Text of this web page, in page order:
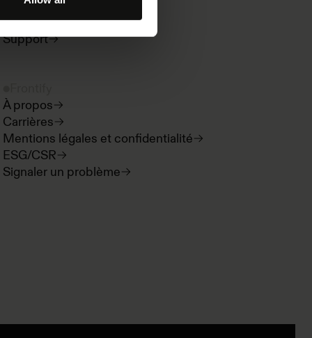
Nouveautés produit
Espace développeur
Support
À propos
Carrières
Mentions légales et confidentialité
ESG/CSR
Signaler un problème